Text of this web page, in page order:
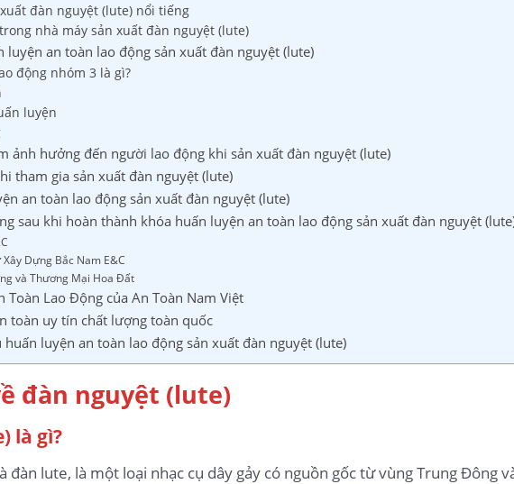
đàn nguyệt (lute) nổi tiếng
nhà máy sản xuất đàn nguyệt (lute)
luyện an toàn lao động sản xuất đàn nguyệt (lute)
động nhóm 3 là gì?
luyện
ảnh hưởng đến người lao động khi sản xuất đàn nguyệt (lute)
tham gia sản xuất đàn nguyệt (lute)
an toàn lao động sản xuất đàn nguyệt (lute)
sau khi hoàn thành khóa huấn luyện an toàn lao động sản xuất đàn nguyệt
Dựng Bắc Nam E&C
và Thương Mại Hoa Đất
Toàn Lao Động của An Toàn Nam Việt
toàn uy tín chất lượng toàn quốc
luyện an toàn lao động sản xuất đàn nguyệt (lute)
đàn nguyệt (lute)
là gì?
đàn lute, là một loại nhạc cụ dây gảy có nguồn gốc từ vùng Trung Đông